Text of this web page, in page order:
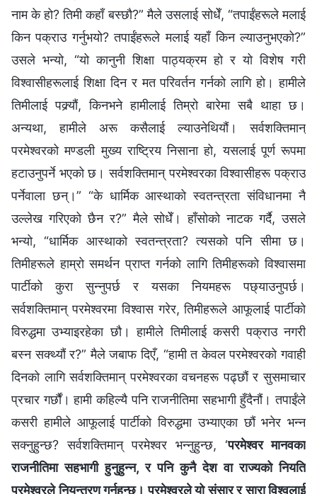
नाम के हो? तिमी कहाँ बस्छौ?” मैले उसलाई सोधेँ, “तपाईंहरूले मलाई
किन पक्राउ गर्नुभयो? तपाईंहरूले मलाई यहाँ किन ल्याउनुभएको?”
उसले भन्यो, “यो कानुनी शिक्षा पाठ्यक्रम हो र यो विशेष गरी
विश्‍वासीहरूलाई शिक्षा दिन र मत परिवर्तन गर्नको लागि हो। हामीले
तिमीलाई पक्र्यौं, किनभने हामीलाई तिम्रो बारेमा सबै थाहा छ।
अन्यथा, हामीले अरू कसैलाई ल्याउनेथियौं। सर्वशक्तिमान्‌
परमेश्‍वरको मण्डली मुख्य राष्ट्रिय निसाना हो, यसलाई पूर्ण रूपमा
हटाउनुपर्ने भएको छ। सर्वशक्तिमान्‌ परमेश्‍वरका विश्‍वासीहरू पक्राउ
पर्नेवाला छन्।” “के धार्मिक आस्थाको स्वतन्त्रता संविधानमा नै
उल्‍लेख गरिएको छैन र?” मैले सोधेँ। हाँसोको नाटक गर्दै, उसले
भन्यो, “धार्मिक आस्थाको स्वतन्त्रता? त्यसको पनि सीमा छ।
तिमीहरूले हाम्रो समर्थन प्राप्त गर्नको लागि तिमीहरूको विश्‍वासमा
पार्टीको कुरा सुन्‍नुपर्छ र यसका नियमहरू पछ्याउनुपर्छ।
सर्वशक्तिमान्‌ परमेश्‍वरमा विश्‍वास गरेर, तिमीहरूले आफूलाई पार्टीको
विरुद्धमा उभ्याइरहेका छौ। हामीले तिमीलाई कसरी पक्राउ नगरी
बस्‍न सक्थ्यौं र?” मैले जबाफ दिएँ, “हामी त केवल परमेश्‍वरको गवाही
दिनको लागि सर्वशक्तिमान्‌ परमेश्‍वरका वचनहरू पढ्छौं र सुसमाचार
प्रचार गर्छौं। हामी कहिल्यै पनि राजनीतिमा सहभागी हुँदैनौं। तपाईंले
कसरी हामीले आफूलाई पार्टीको विरुद्धमा उभ्याएका छौं भनेर भन्‍न
सक्‍नुहुन्छ? सर्वशक्तिमान्‌ परमेश्‍वर भन्नुहुन्छ, ‘परमेश्‍वर मानवका
राजनीतिमा सहभागी हुनुहुन्‍न, र पनि कुनै देश वा राज्यको नियति
परमेश्‍वरले नियन्त्रण गर्नुहुन्छ। परमेश्‍वरले यो संसार र सारा विश्‍वलाई